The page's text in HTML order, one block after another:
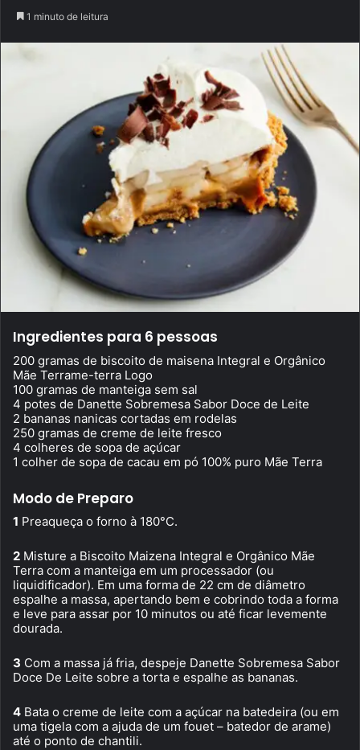
1 minuto de leitura
Ingredientes para 6 pessoas
200 gramas de biscoito de maisena Integral e Orgânico
Mãe Terrame-terra Logo
100 gramas de manteiga sem sal
4 potes de Danette Sobremesa Sabor Doce de Leite
2 bananas nanicas cortadas em rodelas
250 gramas de creme de leite fresco
4 colheres de sopa de açúcar
1 colher de sopa de cacau em pó 100% puro Mãe Terra
Modo de Preparo
1 Preaqueça o forno à 180°C.
2 Misture a Biscoito Maizena Integral e Orgânico Mãe
Terra com a manteiga em um processador (ou
liquidificador). Em uma forma de 22 cm de diâmetro
espalhe a massa, apertando bem e cobrindo toda a forma
e leve para assar por 10 minutos ou até ficar levemente
dourada.
3 Com a massa já fria, despeje Danette Sobremesa Sabor
Doce De Leite sobre a torta e espalhe as bananas.
4 Bata o creme de leite com a açúcar na batedeira (ou em
uma tigela com a ajuda de um fouet – batedor de arame)
até o ponto de chantili.